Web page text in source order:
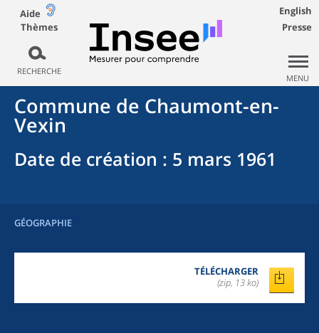
Aide
Thèmes
RECHERCHE
English
Presse
MENU
Commune de Chaumont-en-
Vexin
Date de création : 5 mars 1961
GÉOGRAPHIE
TÉLÉCHARGER
(zip, 13 ko)